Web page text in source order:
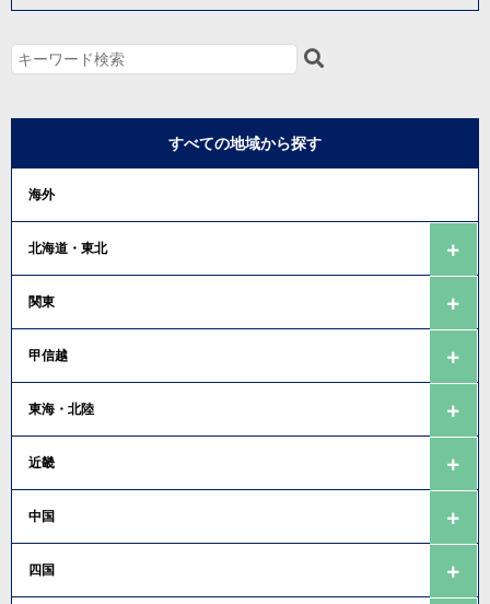
すべての地域から探す
海外
北海道・東北
関東
甲信越
東海・北陸
近畿
中国
四国